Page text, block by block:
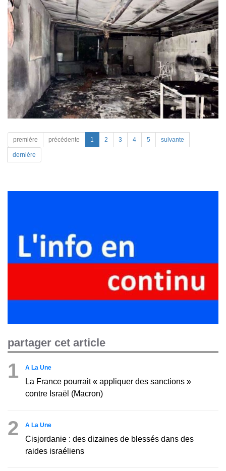
première précédente 1 2 3 4 5 suivante
dernière
partager cet article
1 A La Une
La France pourrait « appliquer des sanctions »
contre Israël (Macron)
2 A La Une
Cisjordanie : des dizaines de blessés dans des
raides israéliens